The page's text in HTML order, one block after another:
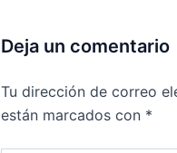
Deja un comentario
Tu dirección de correo
están marcados con *